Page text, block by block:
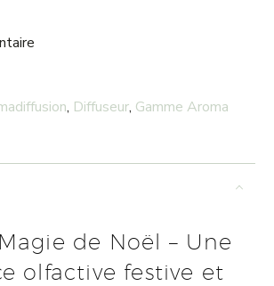
, Diffuseur, Gamme Aroma
de Noël – Une
olfactive festive et